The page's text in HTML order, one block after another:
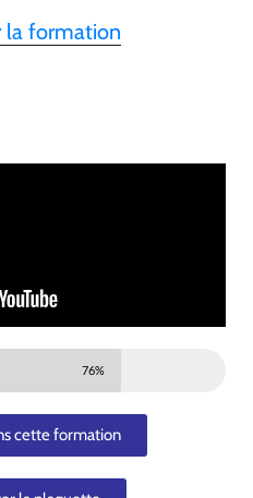
la formation
76%
cette formation